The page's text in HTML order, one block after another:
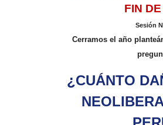
FIN
Sesión
Cerramos el año
¿CUÁNTO